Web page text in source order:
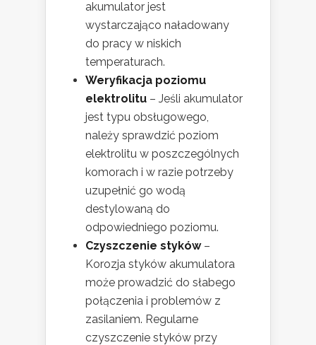
akumulator jest
wystarczająco naładowany
do pracy w niskich
temperaturach.
Weryfikacja poziomu
elektrolitu – Jeśli akumulator
jest typu obsługowego,
należy sprawdzić poziom
elektrolitu w poszczególnych
komorach i w razie potrzeby
uzupełnić go wodą
destylowaną do
odpowiedniego poziomu.
Czyszczenie styków–
Korozja styków akumulatora
może prowadzić do słabego
połączenia i problemów z
zasilaniem. Regularne
czyszczenie styków przy